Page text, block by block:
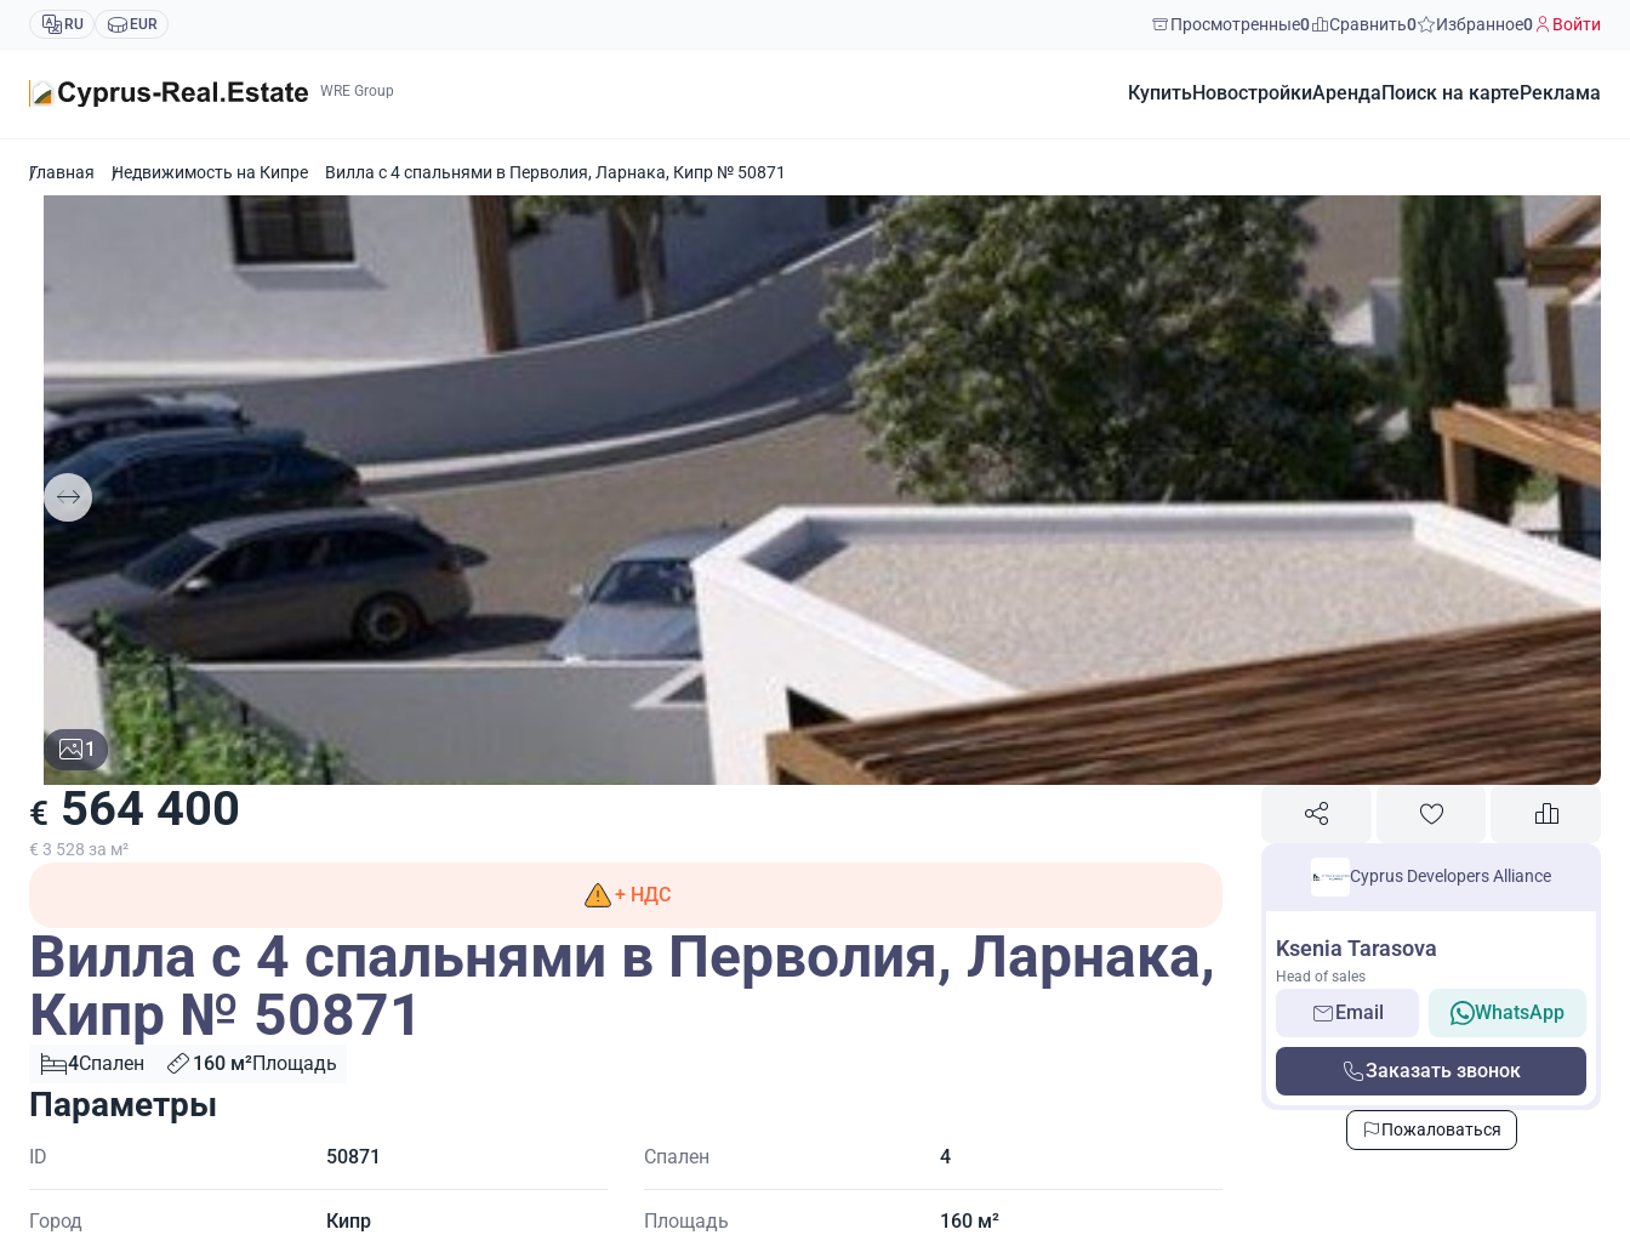
RU EUR Просмотренные0 Сравнить0 Избранное0 Войти
WRE Group КупитьНовостройкиАренда Поиск на карте Реклама
Главная Недвижимость на Кипре Вилла с 4 спальнями в Перволия, Ларнака, Кипр № 50871
1
€ 564 400
€ 3 528 за м²
+ НДС
Вилла с 4 спальнями в Перволия, Ларнака,
Кипр № 50871
4Спален 160 м²Площадь
Параметры
ID 50871
Город Кипр
Спален 4
Площадь 160 м²
Cyprus Developers Alliance
Ksenia Tarasova
Head of sales
Email WhatsApp
Заказать звонок
Пожаловаться